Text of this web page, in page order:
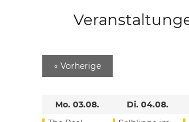
« Vorherige
Mo. 03.08.
Di. 04.08.